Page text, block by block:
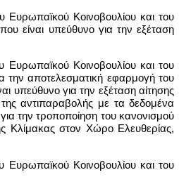
Κοινοβουλίου και του
είναι υπεύθυνο για την εξέταση
Κοινοβουλίου και του
την αποτελεσματική εφαρμογή του
υπεύθυνο για την εξέταση αίτησης
αντιπαραβολής με τα δεδομένα
την τροποποίηση του κανονισμού
Κλίμακας στον Χώρο Ελευθερίας,
Κοινοβουλίου και του